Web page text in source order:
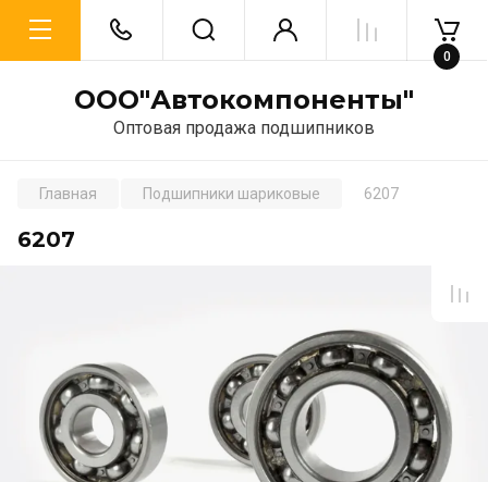
ООО"Автокомпоненты"
Оптовая продажа подшипников
0
Главная Подшипники шариковые 6207
6207